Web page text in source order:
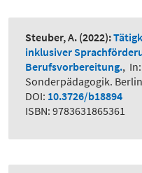
Steuber, A. (2022):
inklusiver
Berufsvorbereitung.,
Sonderpädagogik.
DOI: 10.3726/b18894
ISBN: 9783631865361